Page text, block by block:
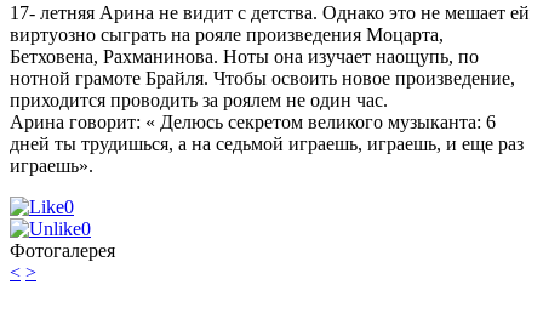
17- летняя Арина не видит с детства. Однако это не мешает ей
виртуозно сыграть на рояле произведения Моцарта,
Бетховена, Рахманинова. Ноты она изучает наощупь, по
нотной грамоте Брайля. Чтобы освоить новое произведение,
приходится проводить за роялем не один час.
Арина говорит: « Делюсь секретом великого музыканта: 6
дней ты трудишься, а на седьмой играешь, играешь, и еще раз
играешь».
0
0
Фотогалерея
< >